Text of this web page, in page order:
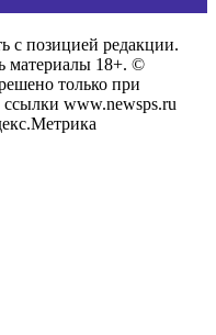
с позицией редакции.
материалы 18+. ©
только при
www.newsps.ru